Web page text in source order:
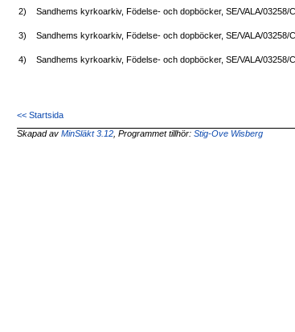
2) Sandhems kyrkoarkiv, Födelse- och dopböcker, SE/VALA/03258/
3) Sandhems kyrkoarkiv, Födelse- och dopböcker, SE/VALA/03258/
4) Sandhems kyrkoarkiv, Födelse- och dopböcker, SE/VALA/03258/
<< Startsida
Skapad avMinSläkt 3.12 , Programmet tillhör:Stig-Ove Wisberg